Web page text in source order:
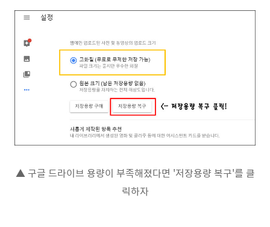
▲ 구글 드라이브 용량이 부족해졌다면 '저장용량 복구'를 클
릭하자